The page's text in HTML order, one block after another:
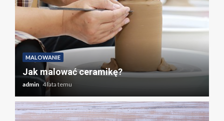
MALOWANIE
Jak malować ceramikę?
admin 4 lata temu